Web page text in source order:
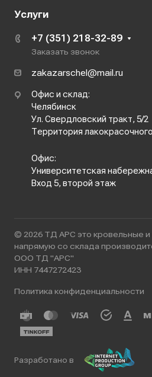
Услуги
+7 (351) 218-32-89
Заказать звонок
zakazarschel@mail.ru
Офис и склад:
Челябинск
Ул. Свердловский тракт, 5/2
Территория
Офис:
Университетская
Вход 5, второй этаж
© 2026 ТД АРС это кровельные
напрямую со склада
ООО ТД "АРС"
ИНН 7447272423
Политика конфиденциальности
Разработано в